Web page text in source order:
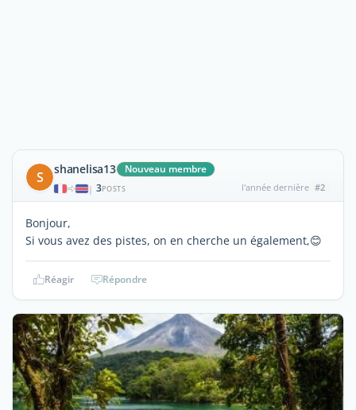
S shanelisa13 Nouveau membre
| 3POSTS l'année dernière #2
Bonjour,
Si vous avez des pistes, on en cherche un également,😊
Réagir Répondre